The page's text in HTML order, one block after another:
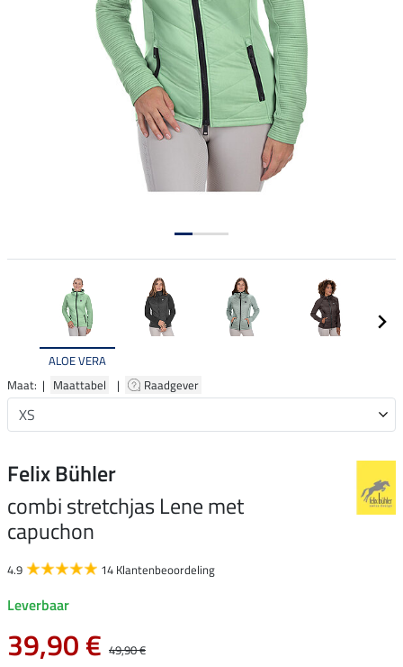
ALOE VERA
Maat: | Maattabel | Raadgever
Felix Bühler
combi stretchjas Lene met
capuchon
4.9 14 Klantenbeoordeling
Leverbaar
39,90 € 49,90 €